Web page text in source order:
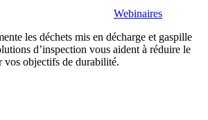
Webinaires
les déchets mis en décharge et gaspille
d’inspection vous aident à réduire le
vos objectifs de durabilité.